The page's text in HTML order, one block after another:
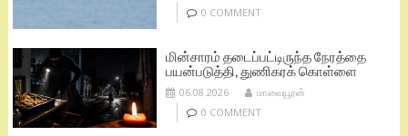
0 COMMENT
மின்சாரம் தடைப்பட்டிருந்த நேரத்தை
பயன்படுத்தி, துணிகரக் கொள்ளை
06.08.2026
மாவையூரன்
0 COMMENT